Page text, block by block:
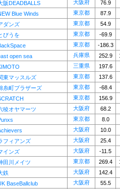
阪DEADBALLS 大阪府
76.9
Blue Winds 東京都
87.9
ダンズ 東京都
54.9
びうを 東京都
-69.9
東京都
-186.3
open sea 兵庫県 252.9
三重県
197.6
東マッスルズ 東京都
137.6
糸町ブラザーズ 東京都
-68.4
東京都
156.9
稜オヤマーツ 大阪府
68.2
東京都
8.0
大阪府
10.0
フィアンズ 大阪府
25.4
インズ 大阪府
-11.5
田川メイツ 東京都 269.4
鉄 大阪府
142.4
BaseBallclub 大阪府 55.5